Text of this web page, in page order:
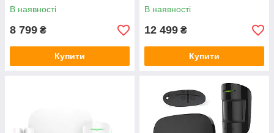
В наявності
8 799 ₴
Купити
В наявності
12 499 ₴
Купити